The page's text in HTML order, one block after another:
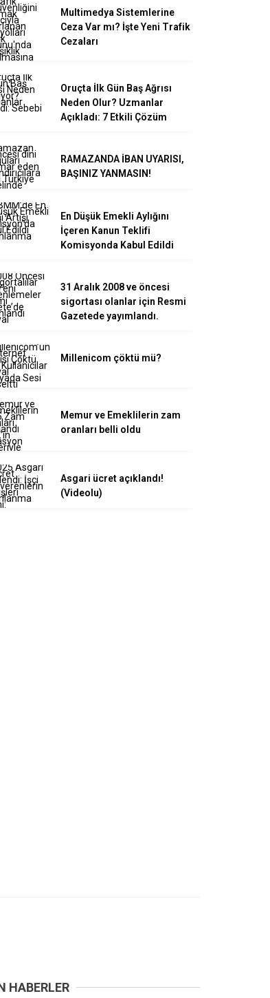
Multimedya Sistemlerine
Ceza Var mı? İşte Yeni Trafik
Cezaları
Oruçta İlk Gün Baş Ağrısı
Neden Olur? Uzmanlar
Açıkladı: 7 Etkili Çözüm
RAMAZANDA İBAN UYARISI,
BAŞINIZ YANMASIN!
En Düşük Emekli Aylığını
İçeren Kanun Teklifi
Komisyonda Kabul Edildi
31 Aralık 2008 ve öncesi
sigortası olanlar için Resmi
Gazetede yayımlandı.
Millenicom çöktü mü?
Memur ve Emeklilerin zam
oranları belli oldu
Asgari ücret açıklandı!
(Videolu)
HABERLER